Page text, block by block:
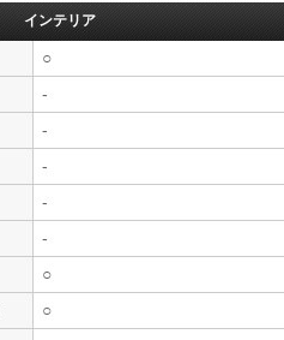
インテリア
○
-
-
-
-
-
○
○